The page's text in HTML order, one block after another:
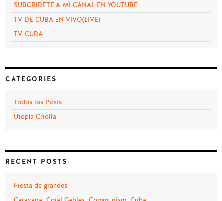
SUBCRIBETE A MI CANAL EN YOUTUBE
TV DE CUBA EN VIVO(LIVE)
TV-CUBA
CATEGORIES
Todos los Posts
Utopía Criolla
RECENT POSTS
Fiesta de grandes